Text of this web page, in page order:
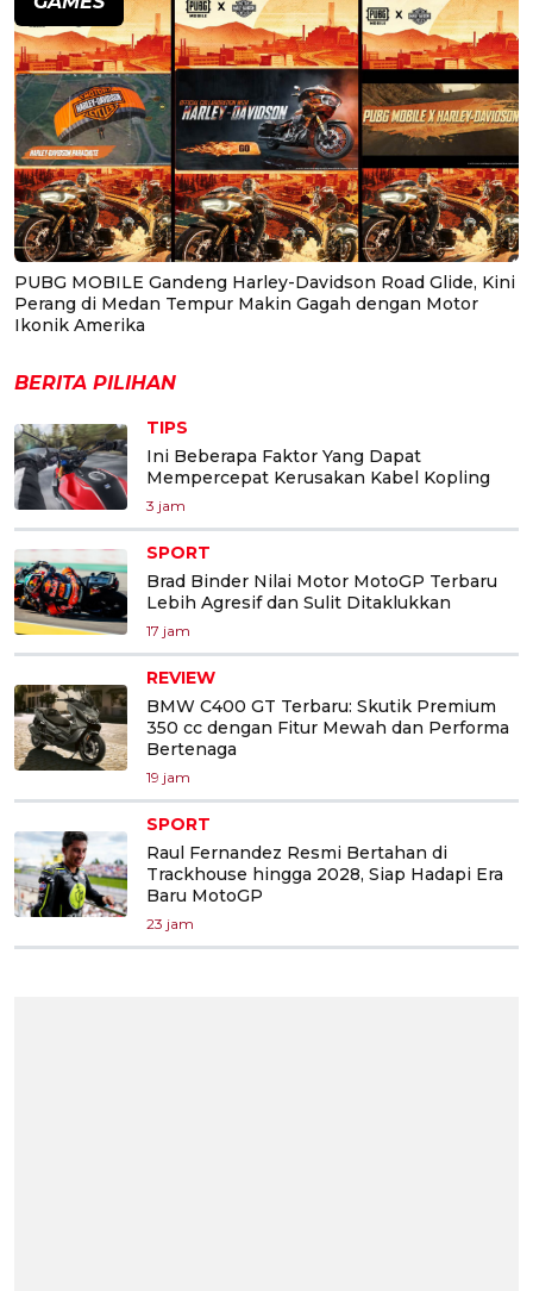
PUBG MOBILE Gandeng Harley-Davidson Road Glide, Kini
Perang di Medan Tempur Makin Gagah dengan Motor
Ikonik Amerika
BERITA PILIHAN
TIPS
Ini Beberapa Faktor Yang Dapat
Mempercepat Kerusakan Kabel Kopling
3 jam
SPORT
Brad Binder Nilai Motor MotoGP Terbaru
Lebih Agresif dan Sulit Ditaklukkan
17 jam
REVIEW
BMW C400 GT Terbaru: Skutik Premium
350 cc dengan Fitur Mewah dan Performa
Bertenaga
19 jam
SPORT
Raul Fernandez Resmi Bertahan di
Trackhouse hingga 2028, Siap Hadapi Era
Baru MotoGP
23 jam